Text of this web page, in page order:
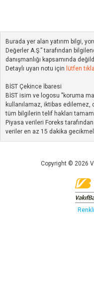
Burada yer alan yatırım bilgi,
Değerler A.Ş.” tarafından
danışmanlığı kapsamında
Detaylı uyarı notu için lütfen
BİST Çekince İbaresi
BİST isim ve logosu "koruma
kullanılamaz, iktibas edilemez,
tüm bilgilerin telif hakları
Piyasa verileri Foreks
veriler en az 15 dakika
Copyright © 2026